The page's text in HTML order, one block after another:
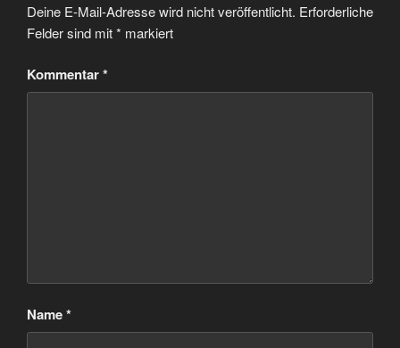
Deine E-Mail-Adresse wird nicht veröffentlicht. Erforderliche
Felder sind mit* markiert
Kommentar*
Name*